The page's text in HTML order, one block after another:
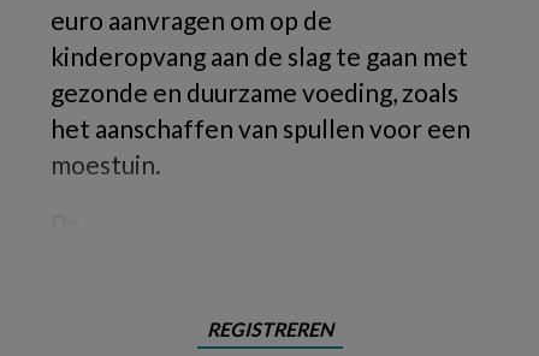
euro aanvragen om op de
kinderopvang aan de slag te gaan met
gezonde en duurzame voeding, zoals
het aanschaffen van spullen voor een
moestuin.
REGISTREREN